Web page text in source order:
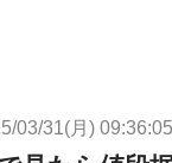
03/31(月)